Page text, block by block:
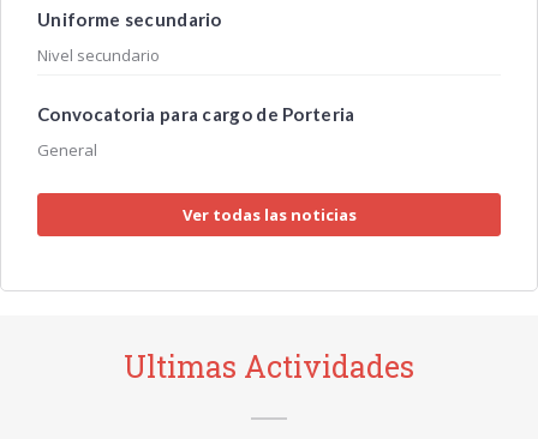
Uniforme secundario
Nivel secundario
Convocatoria para cargo de Porteria
General
Ver todas las noticias
Ultimas Actividades